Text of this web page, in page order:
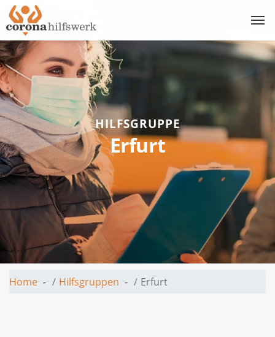
HILFSGRUPPE
Erfurt
Home Hilfsgruppen Erfurt